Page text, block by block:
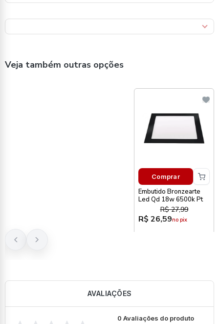
Veja também outras opções
Comprar
Embutido Bronzearte
Led Qd 18w 6500k Pt
R$ 27,99
R$ 26,59no pix
AVALIAÇÕES
0 Avaliações do produto